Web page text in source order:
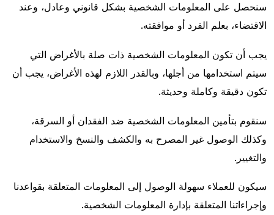
سنحصل على المعلومات الشخصية بشكل قانوني وعادل، وعند
الاقتضاء، بعلم الفرد أو موافقته.
يجب أن تكون المعلومات الشخصية ذات صلة بالأغراض التي
سيتم استخدامها من أجلها، وبالقدر اللازم لهذه الأغراض، يجب أن
تكون دقيقة وكاملة وحديثة.
سنقوم بتأمين المعلومات الشخصية ضد الفقدان أو السرقة،
وكذلك الوصول غير المصرح به والكشف والنسخ والاستخدام
والتغيير.
سيكون للعملاء سهولة الوصول إلى المعلومات المتعلقة بقواعدنا
وإجراءاتنا المتعلقة بإدارة المعلومات الشخصية.